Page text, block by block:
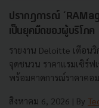
ปรากฏการณ์
เป็นยุคมืดของผู้บริโภค
รายงาน Deloitte เตือน
จุดชนวน ราคาแรมเซิร์ฟ
พร้อมคาดการณ์ราคาคอ
สิงหาคม 6, 2026 | By